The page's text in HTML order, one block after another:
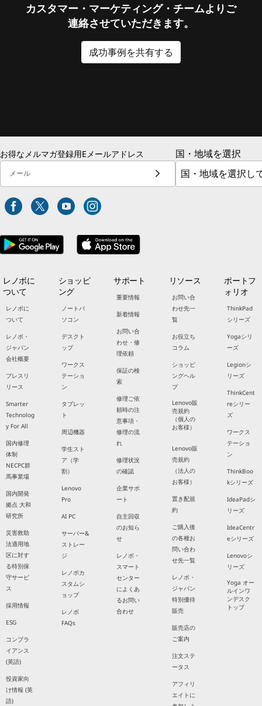
カスタマー・マーケティング・チームよりご
連絡させていただきます。
成功事例を共有する
お得なメルマガ登録用Eメールアドレス
メール
国・地域を選択
レノボに
ついて
レノボに
ついて
レノボ・
ジャパン
会社概要
プレスリ
リース
Smarter
Technolog
y For All
国内修理
体制
NECPC群
馬事業場
国内開発
拠点 大和
研究所
災害救助
法適用地
区に対す
る特別保
守サービ
ス
採用情報
ESG
コンプラ
イアンス
(英語)
投資家向
け情報 (英
語)
ショッピ
ング
ノートパ
ソコン
デスクト
ップ
ワークス
テーショ
ン
タブレッ
ト
周辺機器
学生スト
ア（学
割）
Lenovo
Pro
AI PC
サーバー&
ストレー
ジ
レノボカ
スタムシ
ョップ
レノボ
FAQs
サポート
重要情報
新着情報
お問い合
わせ・修
理依頼
保証の検
索
修理ご依
頼時の注
意事項・
修理の流
れ
修理状況
の確認
企業サポ
ート
自主回収
のお知ら
せ
レノボ・
スマート
センター
によくあ
るお問い
合わせ
リソース
お問い合
わせ先一
覧
お役立ち
コラム
ショッピ
ングヘル
プ
Lenovo販
売規約
（個人の
お客様）
Lenovo販
売規約
（法人の
お客様）
置き配規
約
ご購入後
の各種お
問い合わ
せ先一覧
レノボ・
ジャパン
特別優待
販売
販売店の
ご案内
注文ステ
ータス
アフィリ
エイトに
ポートフ
ォリオ
ThinkPad
シリーズ
Yogaシリ
ーズ
Legionシ
リーズ
ThinkCent
reシリー
ズ
ワークス
テーショ
ン
ThinkBoo
kシリーズ
IdeaPadシ
リーズ
IdeaCentr
eシリーズ
Lenovoシ
リーズ
Yoga オー
ルインワ
ンデスク
トップ